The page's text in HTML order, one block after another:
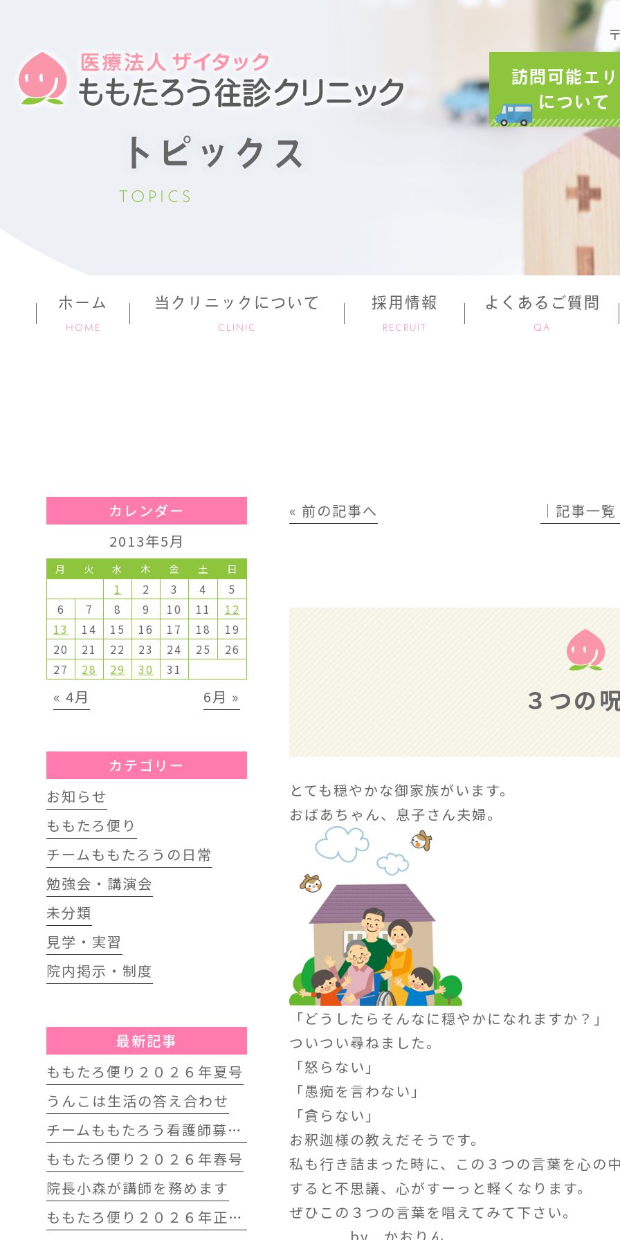
訪問可能エ
について
トピックス
TOPICS
ホーム
HOME
当クリニックについて
CLINIC
採用情報
RECRUIT
よくあるご質問
QA
« 前の記事へ │記事一
３つの
とても穏やかな御家族がいます。
おばあちゃん、息子さん夫婦。
「どうしたらそんなに穏やかになれますか？」
ついつい尋ねました。
「怒らない」
「愚痴を言わない」
「貪らない」
お釈迦様の教えだそうです。
私も行き詰まった時に、この３つの言葉を心の
すると不思議、心がすーっと軽くなります。
ぜひこの３つの言葉を唱えてみて下さい。
カレンダー
2013年5月
月 火 水 木 金 土 日
1 2 3 4
5
6
7 8 9 10 11
12
13
14 15 16 17 18
19
20
21 22 23 24 25
26
27
28 29 30 31
« 4月 6月 »
カテゴリー
お知らせ
ももたろ便り
チームももたろうの日常
勉強会・講演会
未分類
見学・実習
院内掲示・制度
最新記事
ももたろ便り２０２６年夏号
うんこは生活の答え合わせ
チームももたろう看護師募集中
ももたろ便り２０２６年春号
院長小森が講師を務めます
ももたろ便り２０２６年正月号